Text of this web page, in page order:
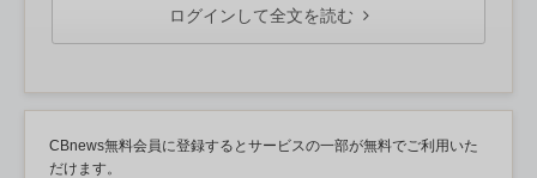
ログインして全文を読む
CBnews無料会員に登録するとサービスの一部が無料でご利用いた
だけます。